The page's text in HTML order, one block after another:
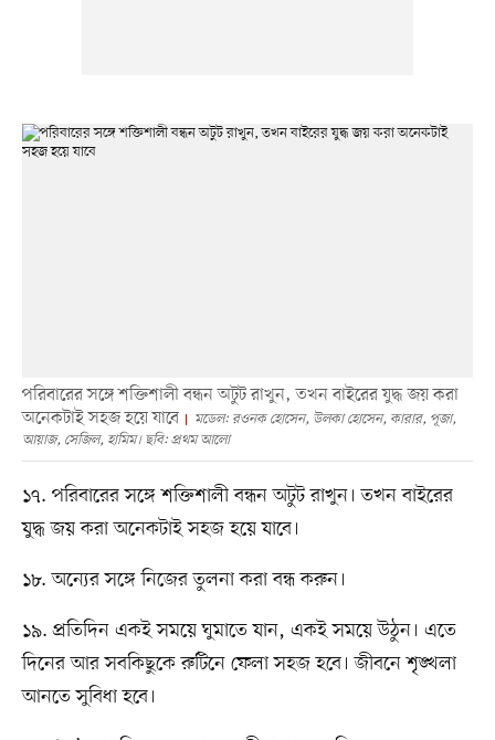
পরিবারের সঙ্গে শক্তিশালী বন্ধন অটুট রাখুন, তখন বাইরের যুদ্ধ জয় করা
অনেকটাই সহজ হয়ে যাবে
মডেল: রওনক হোসেন, উলকা হোসেন, কারার, পূজা,
আয়াজ, সেজিল, হামিম। ছবি: প্রথম আলো
১৭. পরিবারের সঙ্গে শক্তিশালী বন্ধন অটুট রাখুন। তখন বাইরের
যুদ্ধ জয় করা অনেকটাই সহজ হয়ে যাবে।
১৮. অন্যের সঙ্গে নিজের তুলনা করা বন্ধ করুন।
১৯. প্রতিদিন একই সময়ে ঘুমাতে যান, একই সময়ে উঠুন। এতে
দিনের আর সবকিছুকে রুটিনে ফেলা সহজ হবে। জীবনে শৃঙ্খলা
আনতে সুবিধা হবে।